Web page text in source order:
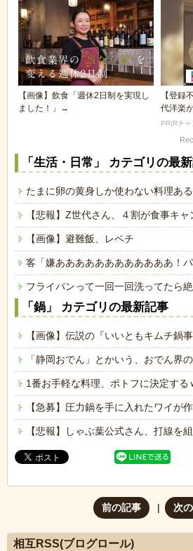
【画像】飲食「週休2日制を実現し
ました！」→
【登録
代洋楽
PR(Rチ
「生活・日常」 カテゴリの最
たまに卵の黄身しか使わない料理あ
【悲報】Z世代さん、４割が食事キ
【画像】避難飯、レベチ
客「嫌ああああああああああああ！
フライパンって一回一回洗ってたら
「鍋」 カテゴリの最新記事
【画像】伝説の『いいともキムチ鍋
「静岡おでん」とかいう、おでん界
1番お手軽な料理、ポトフに決定する
【急募】圧力鍋を手に入れたワイが
【悲報】しゃぶ葉公式さん、打線を
前の記事 次
相互RSS(ブログロール)